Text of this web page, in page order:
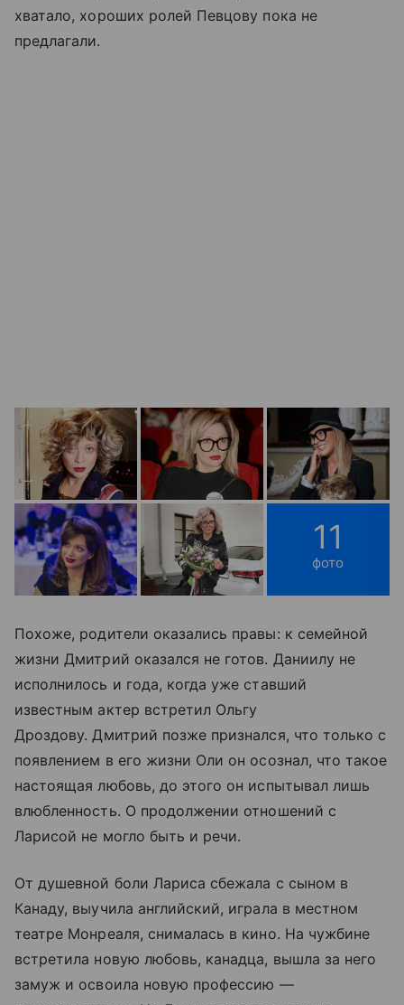
хватало, хороших ролей Певцову пока не
предлагали.
11
фото
Похоже, родители оказались правы: к семейной
жизни Дмитрий оказался не готов. Даниилу не
исполнилось и года, когда уже ставший
известным актер встретил Ольгу
Дроздову. Дмитрий позже признался, что только с
появлением в его жизни Оли он осознал, что такое
настоящая любовь, до этого он испытывал лишь
влюбленность. О продолжении отношений с
Ларисой не могло быть и речи.
От душевной боли Лариса сбежала с сыном в
Канаду, выучила английский, играла в местном
театре Монреаля, снималась в кино. На чужбине
встретила новую любовь, канадца, вышла за него
замуж и освоила новую профессию —